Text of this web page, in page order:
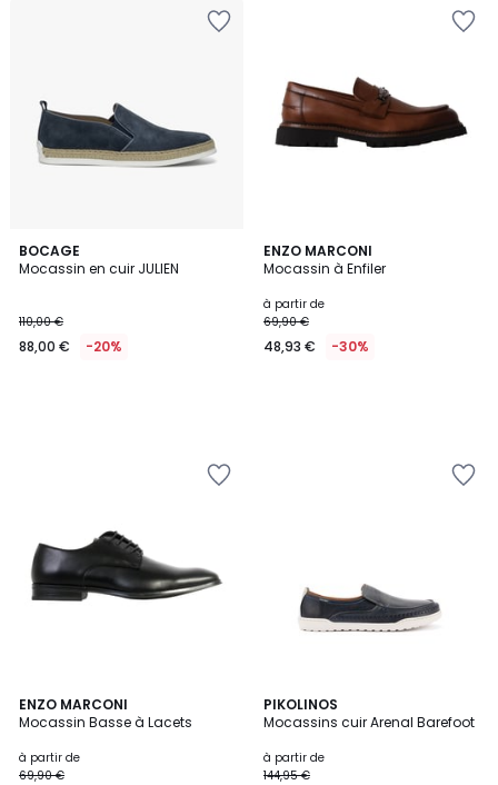
BOCAGE
Mocassin en cuir JULIEN
110,00 €
88,00 € -20%
ENZO MARCONI
Mocassin à Enfiler
à partir de
69,90 €
48,93 € -30%
ENZO MARCONI
Mocassin Basse à Lacets
à partir de
69,90 €
PIKOLINOS
Mocassins cuir Arenal Barefoot
à partir de
144,95 €
4
Couleurs